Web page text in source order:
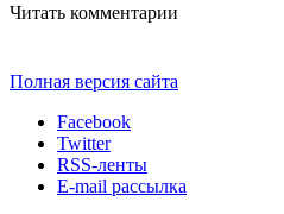
Читать комментарии
Полная версия сайта
Facebook
Twitter
RSS-ленты
E-mail рассылка